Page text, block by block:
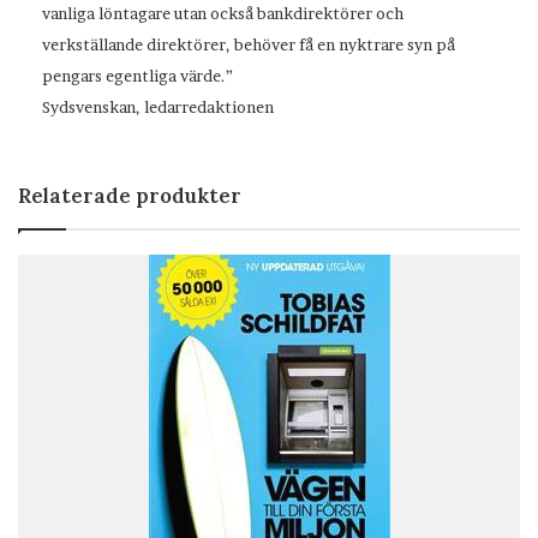
vanliga löntagare utan också bankdirektörer och
verkställande direktörer, behöver få en nyktrare syn på
pengars egentliga värde.”
Sydsvenskan, ledarredaktionen
Relaterade produkter